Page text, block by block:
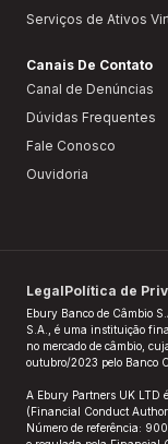
Serviços de Ativos
Canais De Contato
Canal de Denúncias
Dúvidas Frequentes
Fale Conosco
Ouvidoria
LegalPolítica de
Ebury Banco de Câmbio
S.A., é uma instituição
no mercado de câmbio,
outubro/2023 pelo Banco
A Ebury Partners UK LTD
(Financial Conduct
Número de referência: